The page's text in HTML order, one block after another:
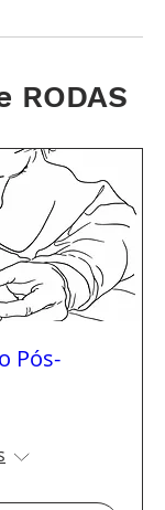
RODAS
Pós-